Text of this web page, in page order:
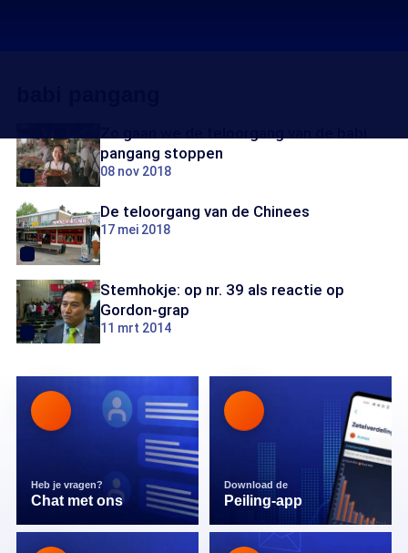
pangang stoppen
08 nov 2018
De teloorgang van de Chinees
17 mei 2018
Stemhokje: op nr. 39 als reactie op
Gordon-grap
11 mrt 2014
Heb je vragen?
Chat met ons
Download de
Peiling-app